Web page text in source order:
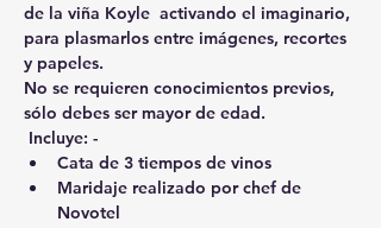
de la viña Koyle  activando el imaginario,
para plasmarlos entre imágenes, recortes
y papeles.
No se requieren conocimientos previos,
sólo debes ser mayor de edad.
Incluye: -
Cata de 3 tiempos de vinos
Maridaje realizado por chef de
Novotel